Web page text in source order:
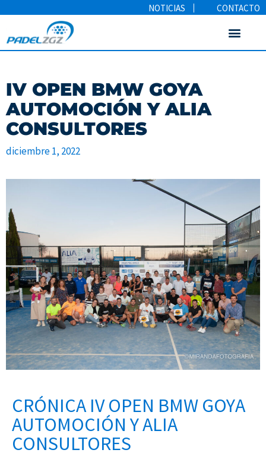
NOTICIAS CONTACTO
IV OPEN BMW GOYA
AUTOMOCIÓN Y ALIA
CONSULTORES
diciembre 1, 2022
CRÓNICA IV OPEN BMW GOYA
AUTOMOCIÓN Y ALIA
CONSULTORES